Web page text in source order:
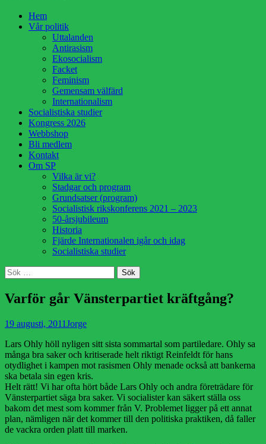
HoppaHem
Vår politik
Uttalanden
Antirasism
Ekosocialism
Facket
Feminism
Gemensam välfärd
Internationalism
Socialistiska studier
Kongress 2026
Webbshop
Bli medlem
Kontakt
Om SP
Vilka är vi?
Stadgar och program
Grundsatser (program)
Socialistisk rikskonferens 2021 – 2023
50-årsjubileum
Historia
Fjärde Internationalen igår och idag
Socialistiska studier
Sök
Sök
efter:
Varför går Vänsterpartiet kräftgång?
Publicerad
19 augusti, 2011 Författare
Jorge
Lars Ohly höll nyligen sitt sista sommartal som partiledare. Ohly sa
många bra saker och kritiserade helt riktigt Reinfeldt för hans
otydlighet i kampen mot rasismen Ohly menade också att bankerna
ska betala sin egen kris.
Helt rätt! Vi har ofta hört både Lars Ohly och andra företrädare för
Vänsterpartiet säga bra saker. Vi socialister kan säkert ställa oss
bakom det mest som kommer från V. Problemet ligger på ett annat
plan, nämligen när det kommer till den politiska praktiken, då faller
de vackra orden platt till marken.